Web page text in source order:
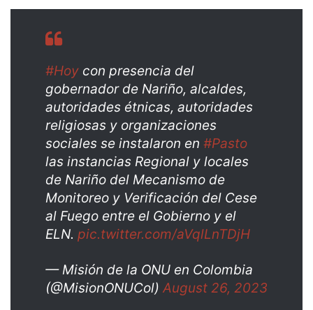
#Hoy con presencia del
gobernador de Nariño, alcaldes,
autoridades étnicas, autoridades
religiosas y organizaciones
sociales se instalaron en #Pasto
las instancias Regional y locales
de Nariño del Mecanismo de
Monitoreo y Verificación del Cese
al Fuego entre el Gobierno y el
ELN. pic.twitter.com/aVqlLnTDjH
— Misión de la ONU en Colombia
(@MisionONUCol) August 26, 2023